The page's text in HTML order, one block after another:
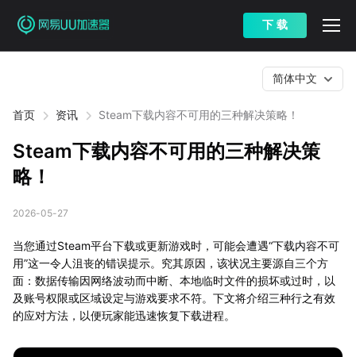
下 载
首页 资讯 Steam下载内容不可用的三种解决策略！
简体中文
Steam下载内容不可用的三种解决策
略！
2026-05-27
当您通过Steam平台下载或更新游戏时，可能会遭遇“下载内容不可
用”这一令人沮丧的错误提示。究其原因，该状况主要源自三个方
面：数据传输因网络波动而中断、本地临时文件的损坏或过时，以
及账号权限或区域设定与游戏要求不符。下文将介绍三种行之有效
的应对方法，以便玩家能迅速恢复下载进程。